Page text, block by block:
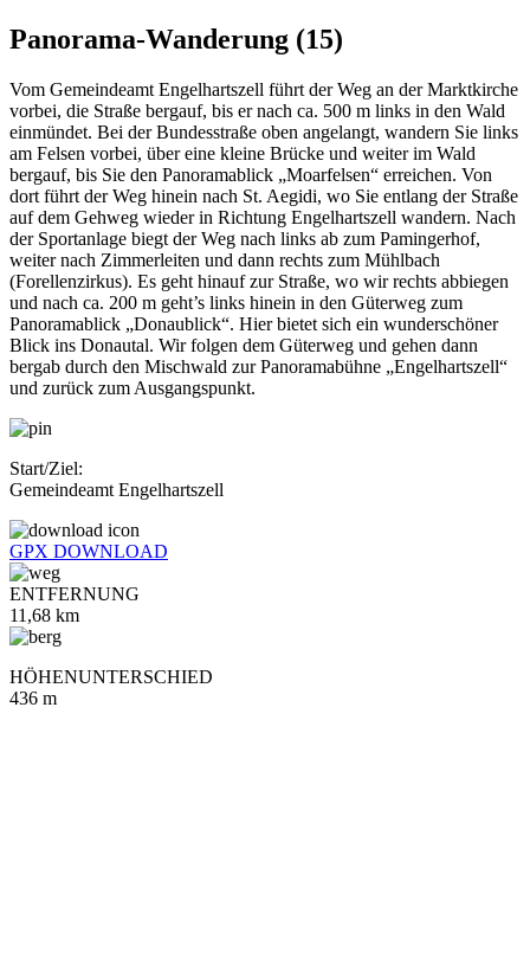
Panorama-Wanderung (15)
Vom Gemeindeamt Engelhartszell führt der Weg an der Marktkirche
vorbei, die Straße bergauf, bis er nach ca. 500 m links in den Wald
einmündet. Bei der Bundesstraße oben angelangt, wandern Sie links
am Felsen vorbei, über eine kleine Brücke und weiter im Wald
bergauf, bis Sie den Panoramablick „Moarfelsen“ erreichen. Von
dort führt der Weg hinein nach St. Aegidi, wo Sie entlang der Straße
auf dem Gehweg wieder in Richtung Engelhartszell wandern. Nach
der Sportanlage biegt der Weg nach links ab zum Pamingerhof,
weiter nach Zimmerleiten und dann rechts zum Mühlbach
(Forellenzirkus). Es geht hinauf zur Straße, wo wir rechts abbiegen
und nach ca. 200 m geht’s links hinein in den Güterweg zum
Panoramablick „Donaublick“. Hier bietet sich ein wunderschöner
Blick ins Donautal. Wir folgen dem Güterweg und gehen dann
bergab durch den Mischwald zur Panoramabühne „Engelhartszell“
und zurück zum Ausgangspunkt.
Start/Ziel:
Gemeindeamt Engelhartszell
GPX DOWNLOAD
ENTFERNUNG
11,68 km
HÖHENUNTERSCHIED
436 m